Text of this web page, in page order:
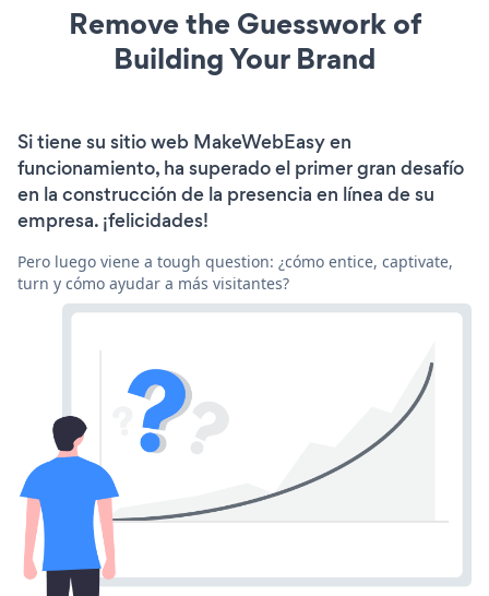
Remove the Guesswork of
Building Your Brand
Si tiene su sitio web MakeWebEasy en
funcionamiento, ha superado el primer gran desafío
en la construcción de la presencia en línea de su
empresa. ¡felicidades!
Pero luego viene a tough question: ¿cómo entice, captivate,
turn y cómo ayudar a más visitantes?